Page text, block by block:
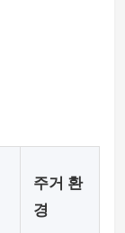
주거 환
경